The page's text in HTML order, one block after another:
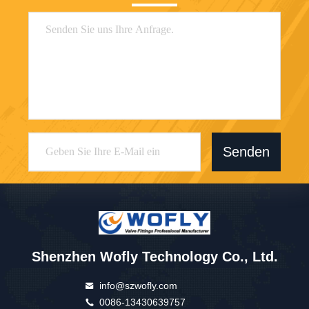
Senden
Shenzhen Wofly Technology Co., Ltd.
info@szwofly.com
0086-13430639757